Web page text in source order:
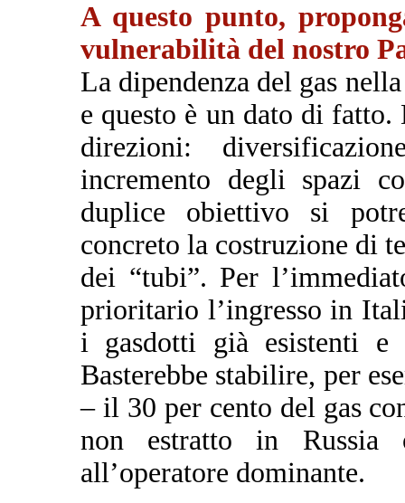
A questo punto,
vulnerabilità del nostro
La dipendenza del gas
e questo è un dato di
direzioni:
incremento degli spazi
duplice obiettivo si
concreto la costruzione di
dei “tubi”. Per
prioritario l’ingresso in
i gasdotti già esistenti e
Basterebbe stabilire, per
– il 30 per cento del gas
non estratto in
all’operatore dominante.